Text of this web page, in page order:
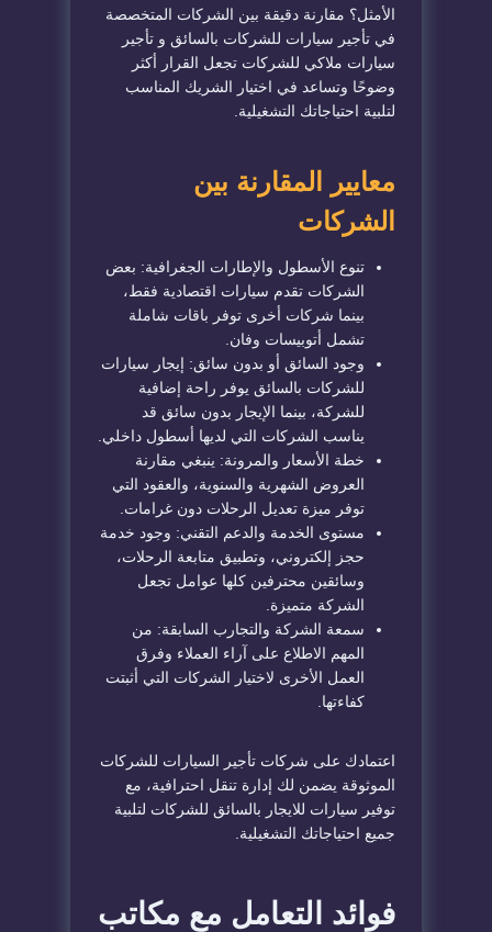
الأمثل؟ مقارنة دقيقة بين الشركات المتخصصة
في تأجير سيارات للشركات بالسائق و تأجير
سيارات ملاكي للشركات تجعل القرار أكثر
وضوحًا وتساعد في اختيار الشريك المناسب
لتلبية احتياجاتك التشغيلية.
معايير المقارنة بين
الشركات
تنوع الأسطول والإطارات الجغرافية: بعض
الشركات تقدم سيارات اقتصادية فقط،
بينما شركات أخرى توفر باقات شاملة
تشمل أتوبيسات وفان.
وجود السائق أو بدون سائق: إيجار سيارات
للشركات بالسائق يوفر راحة إضافية
للشركة، بينما الإيجار بدون سائق قد
يناسب الشركات التي لديها أسطول داخلي.
خطة الأسعار والمرونة: ينبغي مقارنة
العروض الشهرية والسنوية، والعقود التي
توفر ميزة تعديل الرحلات دون غرامات.
مستوى الخدمة والدعم التقني: وجود خدمة
حجز إلكتروني، وتطبيق متابعة الرحلات،
وسائقين محترفين كلها عوامل تجعل
الشركة متميزة.
سمعة الشركة والتجارب السابقة: من
المهم الاطلاع على آراء العملاء وفرق
العمل الأخرى لاختيار الشركات التي أثبتت
كفاءتها.
اعتمادك على شركات تأجير السيارات للشركات
الموثوقة يضمن لك إدارة تنقل احترافية، مع
توفير سيارات للايجار بالسائق للشركات لتلبية
جميع احتياجاتك التشغيلية.
فوائد التعامل مع مكاتب